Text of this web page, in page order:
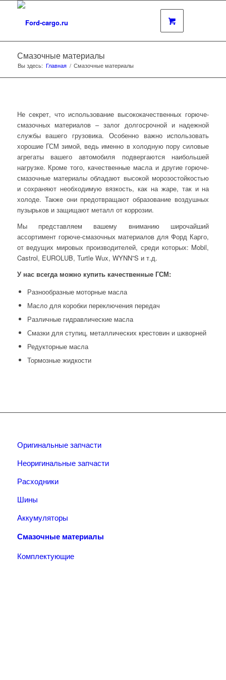
Смазочные материалы
Вы здесь: Главная / Смазочные материалы
Не секрет, что использование высококачественных горюче-
смазочных материалов – залог долгосрочной и надежной
службы вашего грузовика. Особенно важно использовать
хорошие ГСМ зимой, ведь именно в холодную пору силовые
агрегаты вашего автомобиля подвергаются наибольшей
нагрузке. Кроме того, качественные масла и другие горюче-
смазочные материалы обладают высокой морозостойкостью
и сохраняют необходимую вязкость, как на жаре, так и на
холоде. Также они предотвращают образование воздушных
пузырьков и защищают металл от коррозии.
Мы представляем вашему вниманию широчайший
ассортимент горюче-смазочных материалов для Форд Карго,
от ведущих мировых производителей, среди которых: Mobil,
Castrol, EUROLUB, Turtle Wux, WYNN”S и т.д.
У нас всегда можно купить качественные ГСМ:
Разнообразные моторные масла
Масло для коробки переключения передач
Различные гидравлические масла
Смазки для ступиц, металлических крестовин и шкворней
Редукторные масла
Тормозные жидкости
Оригинальные запчасти
Неоригинальные запчасти
Расходники
Шины
Аккумуляторы
Смазочные материалы
Комплектующие